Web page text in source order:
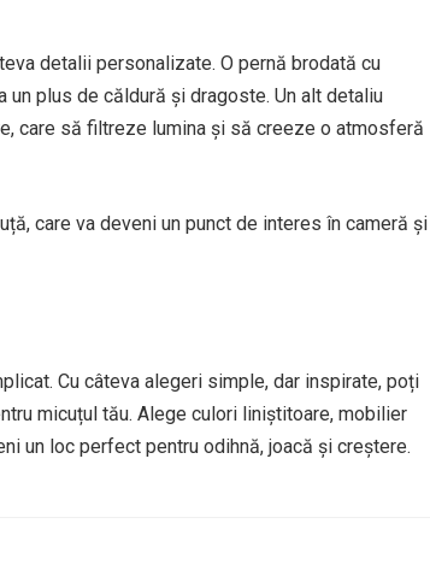
detalii personalizate. O pernă brodată cu
un plus de căldură și dragoste. Un alt detaliu
care să filtreze lumina și să creeze o atmosferă
care va deveni un punct de interes în cameră și
Cu câteva alegeri simple, dar inspirate, poți
micuțul tău. Alege culori liniștitoare, mobilier
un loc perfect pentru odihnă, joacă și creștere.